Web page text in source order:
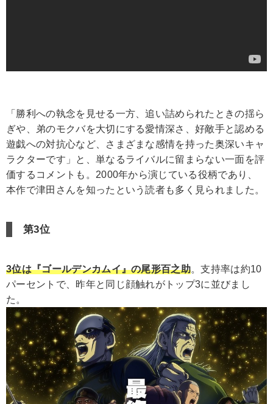
「勝利への執念を見せる一方、追い詰められたときの揺ら
ぎや、弟のモクバを大切にする愛情深さ、好敵手と認める
遊戯への対抗心など、さまざまな感情を持った奥深いキャ
ラクターです」と、単なるライバルに留まらない一面を評
価するコメントも。2000年から演じている役柄であり、
本作で津田さんを知ったという読者も多く見られました。
第3位
3位は『ゴールデンカムイ』の尾形百之助。支持率は約10
パーセントで、昨年と同じ顔触れがトップ3に並びまし
た。